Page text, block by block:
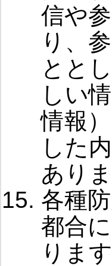
信や
り、
とと
しい
情報
した
ありま
各種
都合
ります